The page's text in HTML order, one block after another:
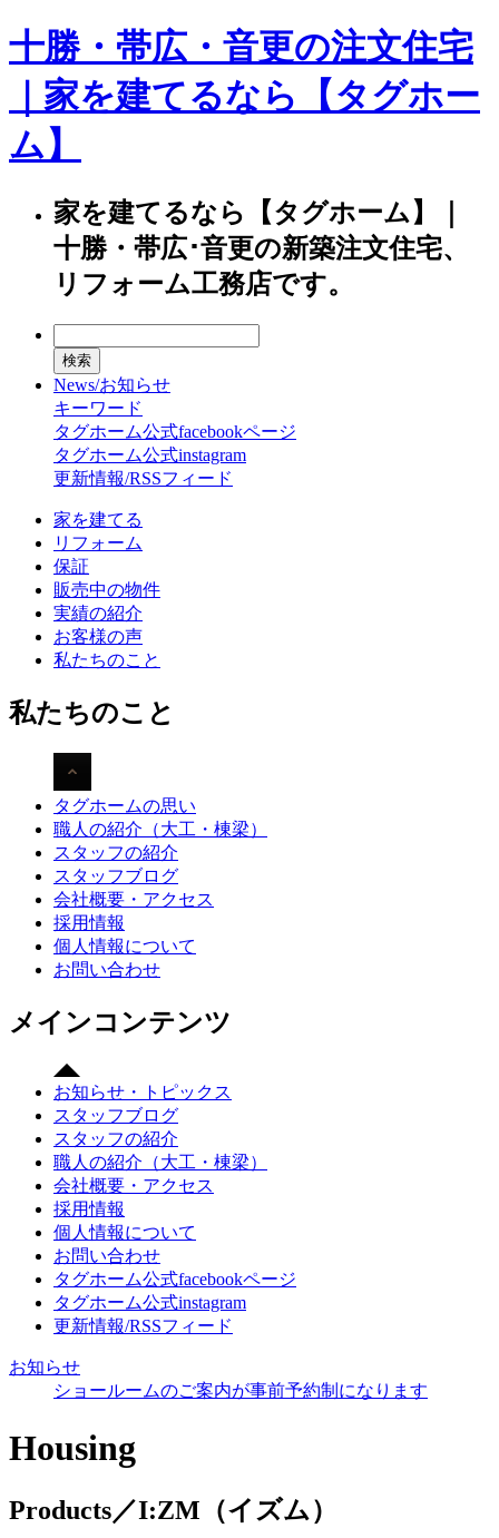
十勝・帯広・音更の注文住宅
｜家を建てるなら【タグホー
ム】
家を建てるなら【タグホーム】｜
十勝・帯広･音更の新築注文住宅、
リフォーム工務店です。
News/お知らせ
キーワード
タグホーム公式facebookページ
タグホーム公式instagram
更新情報/RSSフィード
家を建てる
リフォーム
保証
販売中の物件
実績の紹介
お客様の声
私たちのこと
私たちのこと
タグホームの思い
職人の紹介（大工・棟梁）
スタッフの紹介
スタッフブログ
会社概要・アクセス
採用情報
個人情報について
お問い合わせ
メインコンテンツ
お知らせ・トピックス
スタッフブログ
スタッフの紹介
職人の紹介（大工・棟梁）
会社概要・アクセス
採用情報
個人情報について
お問い合わせ
タグホーム公式facebookページ
タグホーム公式instagram
更新情報/RSSフィード
お知らせ
ショールームのご案内が事前予約制になります
Housing
Products／I:ZM（イズム）